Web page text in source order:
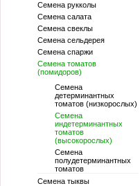
Семена рукколы
Семена салата
Семена свеклы
Семена сельдерея
Семена спаржи
Семена томатов
(помидоров)
Семена
детерминантных
томатов (низкорослых)
Семена
индетерминантных
томатов
(высокорослых)
Семена
полудетерминантных
томатов
Семена тыквы